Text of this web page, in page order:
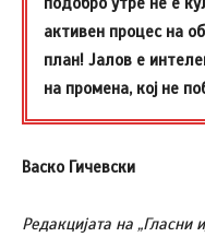
активен процес на
план! Јалов е
на промена, кој не
Васко Гичевски
Редакцијата на „Гласни